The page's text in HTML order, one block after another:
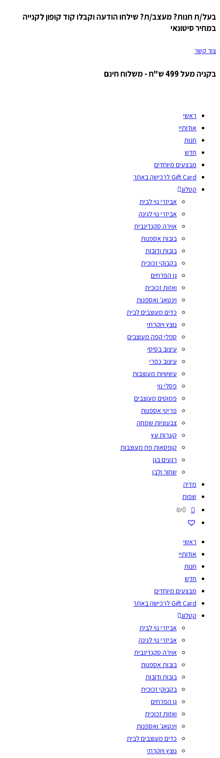
Skip
to
בעל/ת חנות? מעצב/ת? שילחו הודעה וקבלו קוד קופון לקנייה
במחיר סיטונאי
צור קשר
בקניה מעל 499 ש"ח - משלוח חינם
ראשי
אודותיי
חנות
חדש
מבצעים מיוחדים
Gift Card לרכישה באתר
קטלוג
אביזרי נוי לבית
אביזרי נוי לגינה
אוירה סקנדינבית
בובות אספנות
בובות ודובות
בקבוקי זכוכית
גן הפרחים
ואזות זכוכית
וינטאג' ואספנות
כדים מעוצבים לבית
נוצץ ויוקרתי
ספלי קפה מעוצבים
עיצוב בסיסי
עיצוב כפרי
עששיות מעוצבות
פסלי נוי
פמוטים מעוצבים
פריטי אספנות
צבעוניות שמחה
קערות עץ
קופסאות פח מעוצבות
רגעים בגן
שחור ולבן
מדיה
שפות
₪0
ראשי
אודותיי
חנות
חדש
מבצעים מיוחדים
Gift Card לרכישה באתר
קטלוג
אביזרי נוי לבית
אביזרי נוי לגינה
אוירה סקנדינבית
בובות אספנות
בובות ודובות
בקבוקי זכוכית
גן הפרחים
ואזות זכוכית
וינטאג' ואספנות
כדים מעוצבים לבית
נוצץ ויוקרתי